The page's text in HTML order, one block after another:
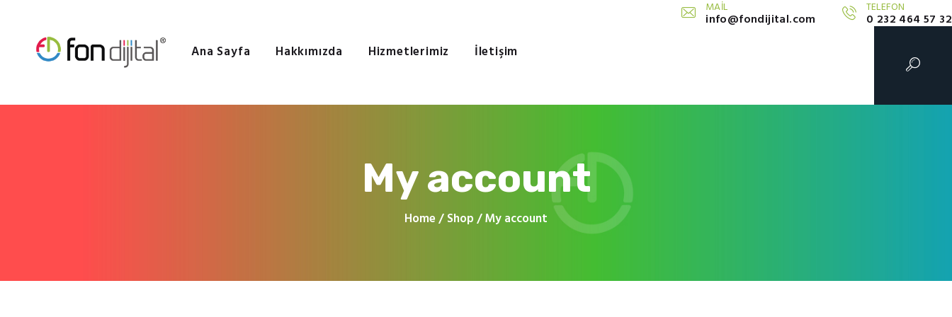
Ana Sayfa Hakkımızda Hizmetlerimiz İletişim
MAİL
info@fondijital.com
TELEFON
0 232 464 57 32
My account
Home Shop My account
FON DIJITAL
Hizmetlerimiz